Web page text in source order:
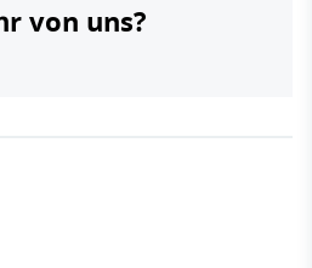
von uns?